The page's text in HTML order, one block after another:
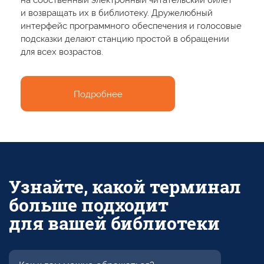
и возвращать их в библиотеку. Дружелюбный
интерфейс программного обеспечения и голосовые
подсказки делают станцию простой в обращении
для всех возрастов.
Подробнее
билети возвращатьих в библиотеку.Также читатель
может проверить состояние собственного формуляра
и узнать о задолженностии срокахвозврата числящихся
за нимизданий.
литературы для читателей.
Подробнее
Подробнее
Узнайте, какой терминал
больше подходит
для вашей библиотеки